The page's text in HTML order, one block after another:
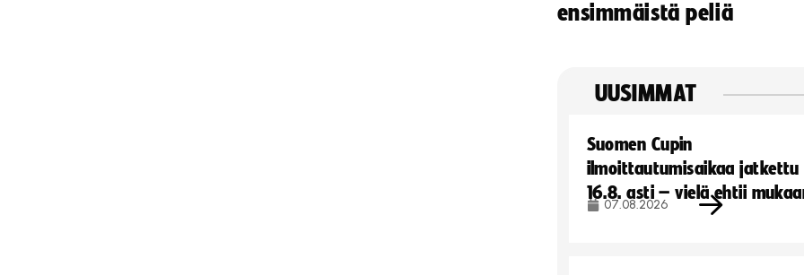
ensimmäistä peliä
UUSIMMAT
Suomen Cupin
ilmoittautumisaikaa jatkettu
16.8. asti – vielä ehtii
07.08.2026